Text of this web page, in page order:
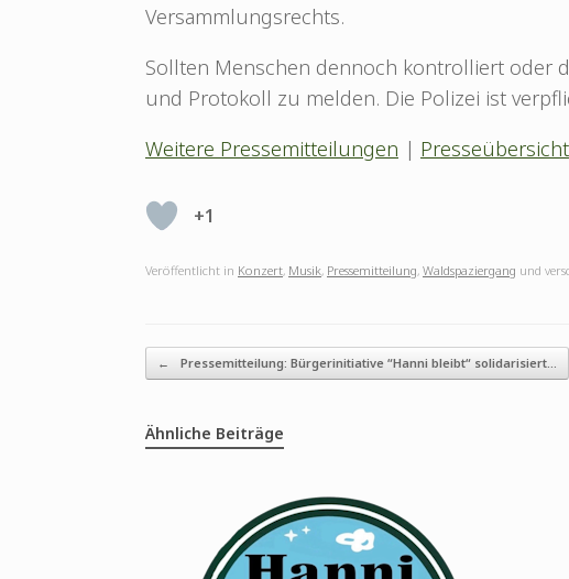
Versammlungsrechts.
Sollten Menschen dennoch kontrolliert oder
und Protokoll zu melden. Die Polizei ist
Weitere Pressemitteilungen | Presseübersicht
+1
Veröffentlicht in Konzert, Musik, Pressemitteilung, Waldspaziergang und
Beitragsnavigation
← Pressemitteilung: Bürgerinitiative “Hanni bleibt“ solidarisiert…
Ähnliche Beiträge